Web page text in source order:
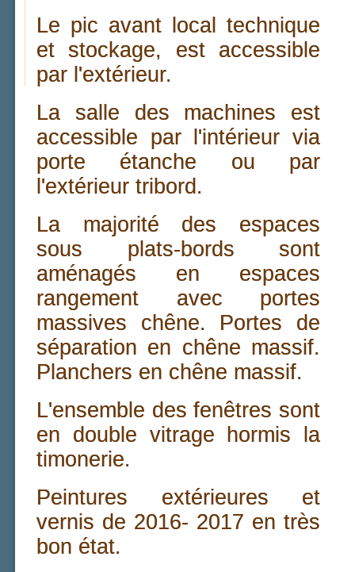
Le pic avant local technique
et stockage, est accessible
par l'extérieur.
La salle des machines est
accessible par l'intérieur via
porte étanche ou par
l'extérieur tribord.
La majorité des espaces
sous plats-bords sont
aménagés en espaces
rangement avec portes
massives chêne. Portes de
séparation en chêne massif.
Planchers en chêne massif.
L'ensemble des fenêtres sont
en double vitrage hormis la
timonerie.
Peintures extérieures et
vernis de 2016- 2017 en très
bon état.